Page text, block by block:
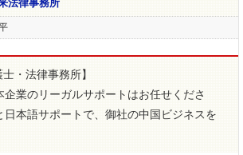
法律事務所
・法律事務所】
業のリーガルサポートはお任せくださ
日本語サポートで、御社の中国ビジネスを